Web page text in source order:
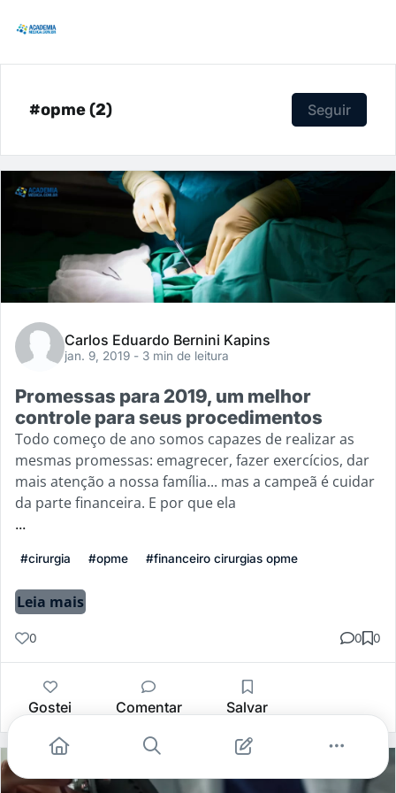
#opme (2) Seguir
Carlos Eduardo Bernini Kapins
jan. 9, 2019 - 3 min de leitura
Promessas para 2019, um melhor
controle para seus procedimentos
Todo começo de ano somos capazes de realizar as
mesmas promessas: emagrecer, fazer exercícios, dar
mais atenção a nossa família... mas a campeã é cuidar
da parte financeira. E por que ela
...
#cirurgia #opme #financeiro cirurgias opme
Leia mais
0 0 0
Gostei Comentar Salvar